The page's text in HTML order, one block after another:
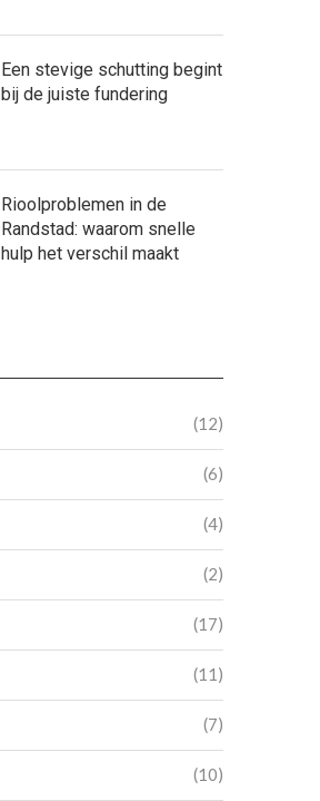
Een stevige schutting begint
bij de juiste fundering
Rioolproblemen in de
Randstad: waarom snelle
hulp het verschil maakt
(12)
(6)
(4)
(2)
(17)
(11)
(7)
(10)